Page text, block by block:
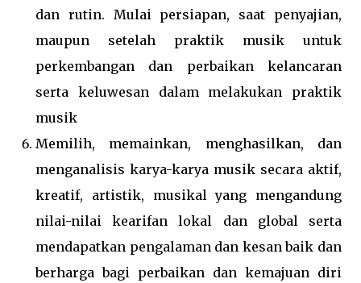
dan rutin. Mulai persiapan, saat penyajian,
maupun setelah praktik musik untuk
perkembangan dan perbaikan kelancaran
serta keluwesan dalam melakukan praktik
musik
Memilih, memainkan, menghasilkan, dan
menganalisis karya-karya musik secara aktif,
kreatif, artistik, musikal yang mengandung
nilai-nilai kearifan lokal dan global serta
mendapatkan pengalaman dan kesan baik dan
berharga bagi perbaikan dan kemajuan diri